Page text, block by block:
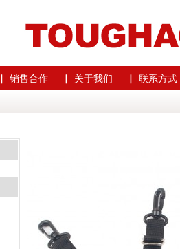
▏ 销售合作 ▏ 关于我们 ▏ 联系方式